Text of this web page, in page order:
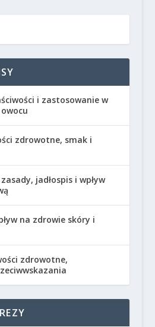
i zastosowanie w
zdrowotne, smak i
jadłospis i wpływ
na zdrowie skóry i
zdrowotne,